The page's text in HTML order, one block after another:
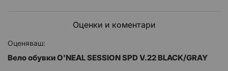
Оценки и коментари
Оценяваш:
Вело обувки O'NEAL SESSION SPD V.22 BLACK/GRAY